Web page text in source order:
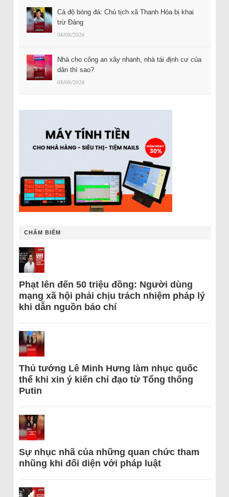
Cá độ bóng đá: Chủ tịch xã Thanh Hóa bị khai
trừ Đảng
08/08/2026
Nhà cho công an xây nhanh, nhà tái định cư của
dân thì sao?
08/08/2026
CHÂM BIẾM
Phạt lên đến 50 triệu đồng: Người dùng
mạng xã hội phải chịu trách nhiệm pháp lý
khi dẫn nguồn báo chí
Thủ tướng Lê Minh Hưng làm nhục quốc
thể khi xin ý kiến chỉ đạo từ Tổng thống
Putin
Sự nhục nhã của những quan chức tham
nhũng khi đối diện với pháp luật